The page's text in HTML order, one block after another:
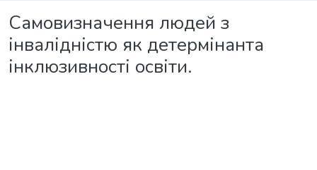
Самовизначення людей з
інвалідністю як детермінанта
інклюзивності освіти.